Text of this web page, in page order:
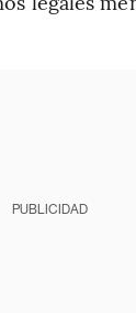
PUBLICIDAD